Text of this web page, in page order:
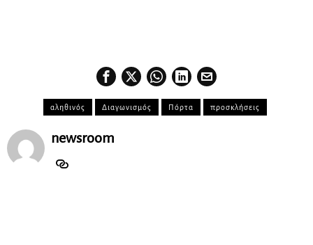
αληθινός Διαγωνισμός Πόρτα προσκλήσεις
newsroom